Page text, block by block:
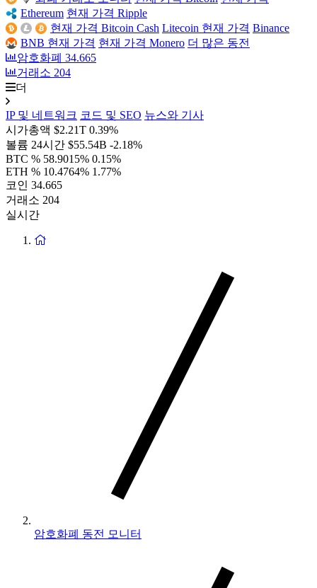
Ethereum 현재 가격 Ripple
현재 가격 Bitcoin Cash Litecoin 현재 가격 Binance
BNB 현재 가격 현재 가격 Monero 더 많은 동전
암호화폐 34.665
거래소 204
더
IP 및 네트워크 코드 및 SEO 뉴스와 기사
시가총액 $2.21T 0.39%
볼륨 24시간 $55.54B -2.18%
BTC % 58.9015% 0.15%
ETH % 10.4764% 1.77%
코인 34.665
거래소 204
실시간
암호화폐 동전 모니터